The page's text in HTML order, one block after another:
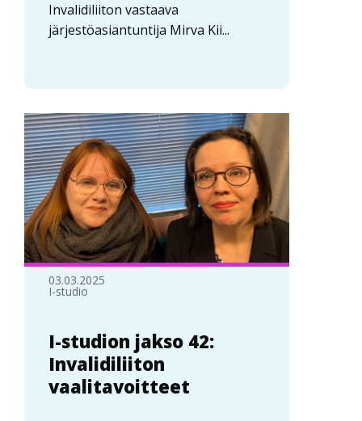
Invalidiliiton vastaava
järjestöasiantuntija Mirva Kii...
03.03.2025
I-studio
I-studion jakso 42:
Invalidiliiton
vaalitavoitteet